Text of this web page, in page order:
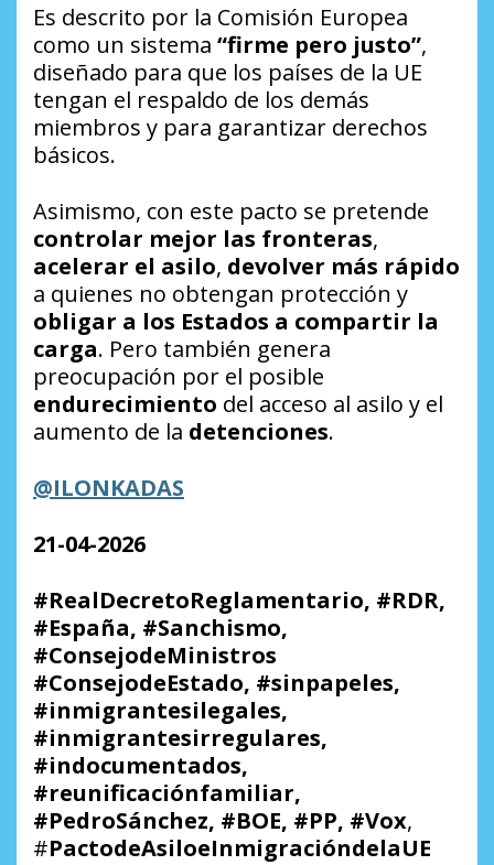
Es descrito por la Comisión Europea
como un sistema “firme pero justo”,
diseñado para que los países de la UE
tengan el respaldo de los demás
miembros y para garantizar derechos
básicos.
Asimismo, con este pacto se pretende
controlar mejor las fronteras,
acelerar el asilo, devolver más rápido
a quienes no obtengan protección y
obligar a los Estados a compartir la
carga. Pero también genera
preocupación por el posible
endurecimiento del acceso al asilo y el
aumento de la detenciones.
@ILONKADAS
21-04-2026
#RealDecretoReglamentario, #RDR,
#España, #Sanchismo,
#ConsejodeMinistros
#ConsejodeEstado, #sinpapeles,
#inmigrantesilegales,
#inmigrantesirregulares,
#indocumentados,
#reunificaciónfamiliar,
#PedroSánchez, #BOE, #PP, #Vox,
#PactodeAsiloeInmigracióndelaUE